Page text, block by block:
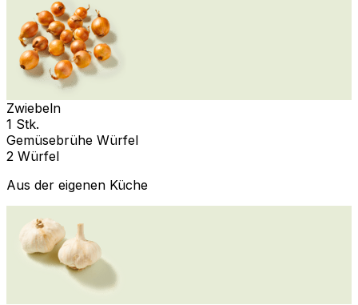
Zwiebeln
1 Stk.
Gemüsebrühe Würfel
2 Würfel
Aus der eigenen Küche